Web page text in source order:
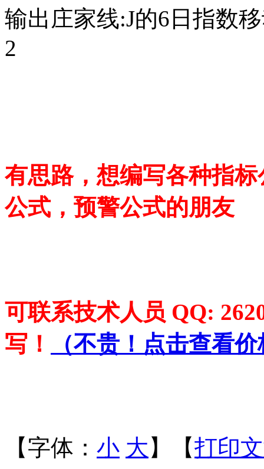
输出庄家线:J的6日指数
2
有思路，想编写各种指
公式，预警公式的朋友
可联系技术人员 QQ:
写！
（不贵！点击查看价
【字体： 小 大 】【打印